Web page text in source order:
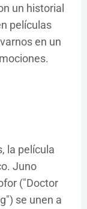
un historial
películas
en un
la película
Juno
("Doctor
se unen a